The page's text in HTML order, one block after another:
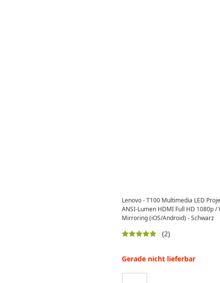
Lenovo - T100 Multimedia LED
ANSI-Lumen HDMI Full HD 1080p /
Mirroring (iOS/Android) - Schwarz
(2)
Gerade nicht lieferbar